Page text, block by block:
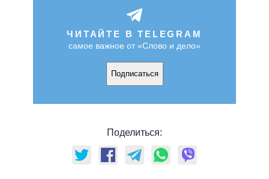
ЧИТАЙТЕ В TELEGRAM
самое важное от «Слово и дело»
Подписаться
Поделиться: